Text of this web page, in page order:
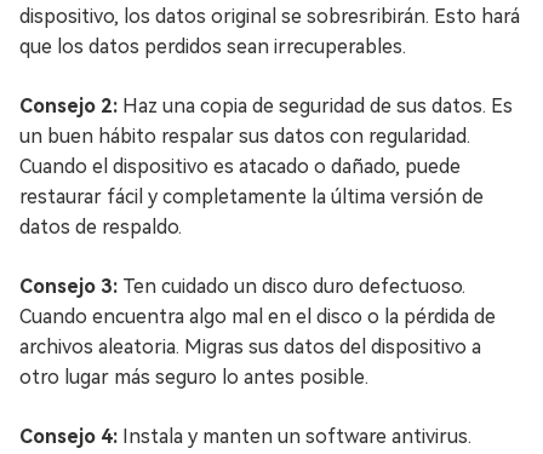
dispositivo, los datos original se sobresribirán. Esto hará
que los datos perdidos sean irrecuperables.
Consejo 2: Haz una copia de seguridad de sus datos. Es
un buen hábito respalar sus datos con regularidad.
Cuando el dispositivo es atacado o dañado, puede
restaurar fácil y completamente la última versión de
datos de respaldo.
Consejo 3: Ten cuidado un disco duro defectuoso.
Cuando encuentra algo mal en el disco o la pérdida de
archivos aleatoria. Migras sus datos del dispositivo a
otro lugar más seguro lo antes posible.
Consejo 4: Instala y manten un software antivirus.